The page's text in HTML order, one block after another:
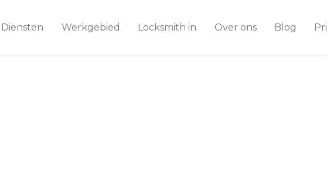
Diensten Werkgebied Locksmith in Over ons Blog